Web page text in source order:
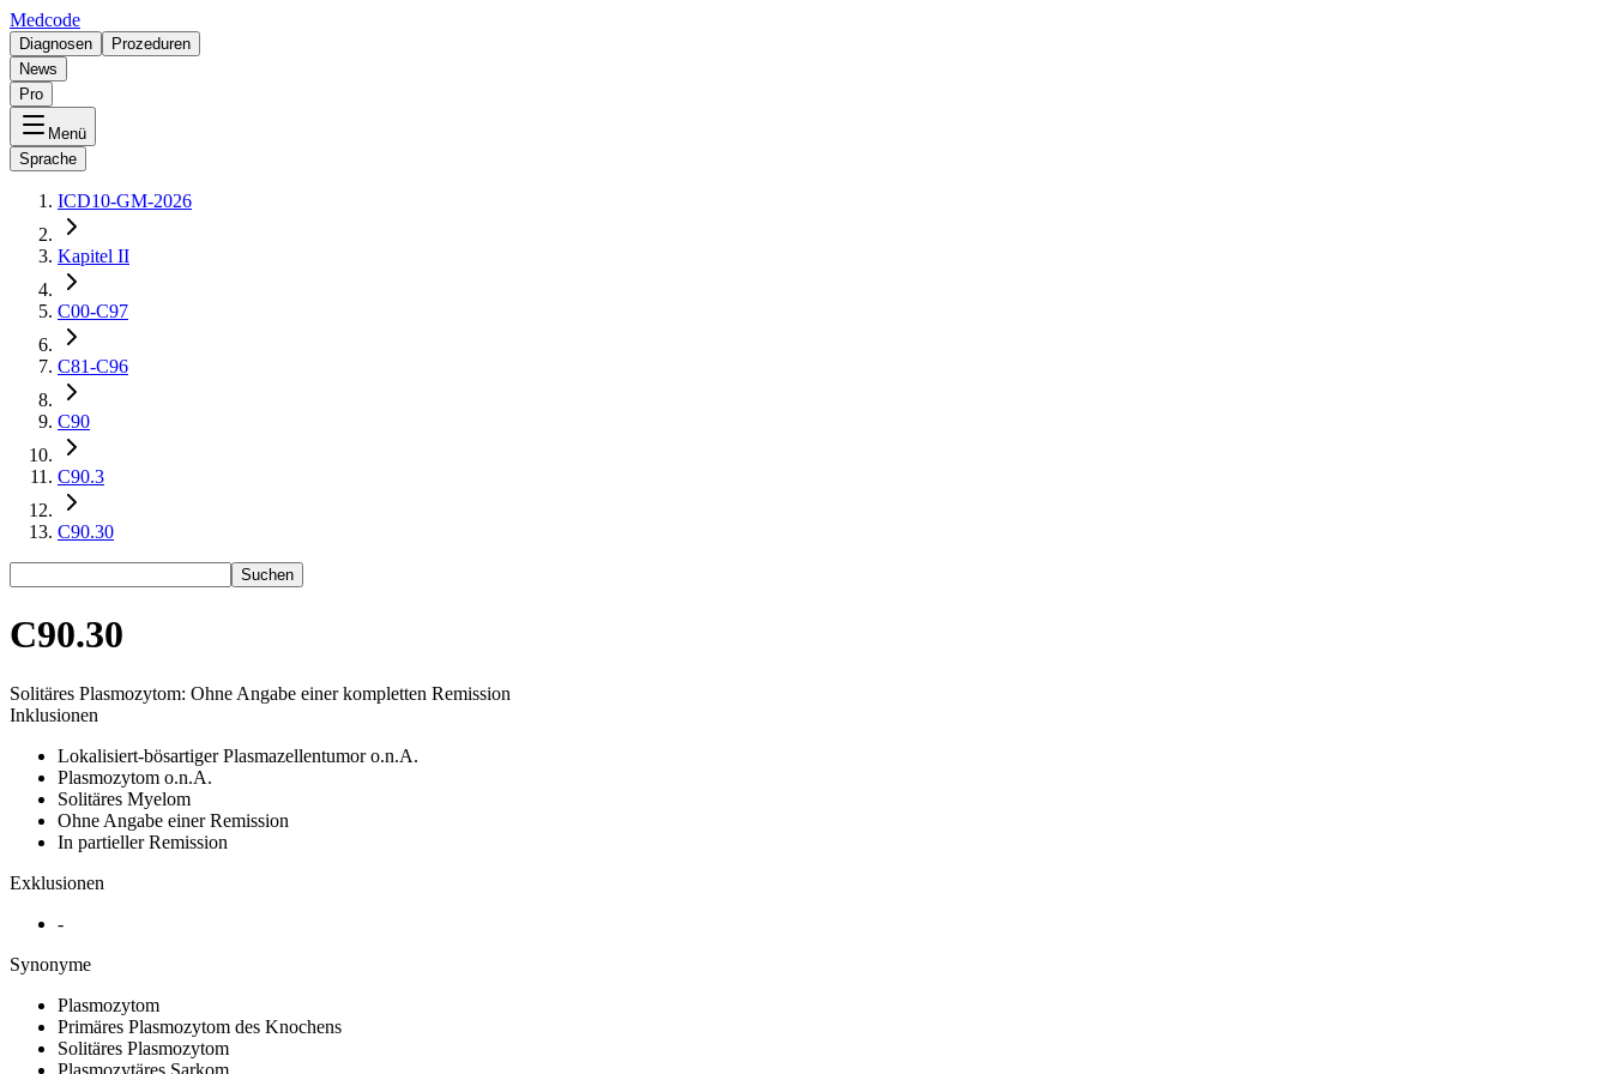
Medcode
Diagnosen
Prozeduren
News
Pro
Menü
Sprache
ICD10-GM-2026
Kapitel II
C00-C97
C81-C96
C90
C90.3
C90.30
Suchen
C90.30
Solitäres Plasmozytom: Ohne Angabe einer kompletten Remission
Inklusionen
Lokalisiert-bösartiger Plasmazellentumor o.n.A.
Plasmozytom o.n.A.
Solitäres Myelom
Ohne Angabe einer Remission
In partieller Remission
Exklusionen
-
Synonyme
Plasmozytom
Primäres Plasmozytom des Knochens
Solitäres Plasmozytom
Plasmozytäres Sarkom